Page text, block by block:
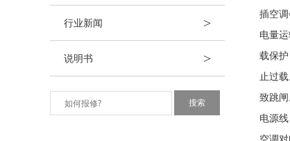
行业新闻 >
说明书 >
插空
电量
载保
止过
致跳
电源